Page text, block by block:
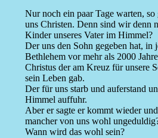
Nur noch ein paar Tage warten,
uns Christen. Denn sind wir denn
Kinder unseres Vater im Himmel?
Der uns den Sohn gegeben hat, in
Bethlehem vor mehr als 2000
Christus der am Kreuz für unsere
sein Leben gab.
Der für uns starb und auferstand
Himmel auffuhr.
Aber er sagte er kommt wieder
mancher von uns wohl
Wann wird das wohl sein?